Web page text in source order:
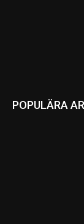
POPULÄRA